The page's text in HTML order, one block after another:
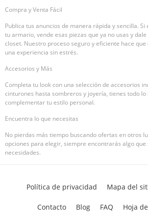
Compra y Venta Fácil
Publica tus anuncios de manera rápida y sencilla.
tu armario, vende esas piezas que ya no usas y
closet. Nuestro proceso seguro y eficiente hace
una experiencia sin estrés.
Accesorios y Más
Completa tu look con una selección de accesorios
cinturones hasta sombreros y joyería, tienes todo lo
complementar tu estilo personal.
Encuentra lo que necesitas
No pierdas más tiempo buscando ofertas en otros
opciones para elegir, siempre encontrarás algo que
necesidades.
Política de privacidad Mapa del
Contacto Blog FAQ Hoja